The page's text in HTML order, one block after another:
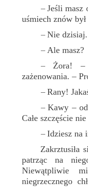
–Jeśli masz
uśmiech znów
– Nie dzisiaj.
– Ale masz?
– Żora! –
zażenowania. –
– Rany!
–Kawy –
Całe szczęście
– Idziesz na
Zakrztusiła
patrząc na
Niewątpliwie
niegrzecznego